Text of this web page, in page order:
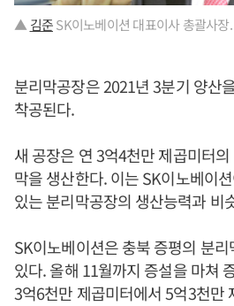
▲김준SK이노베이션 대표이사 총괄사장.
분리막공장은 2021년 3분기 양산
착공된다.
새 공장은 연 3억4천만 제곱미터
막을 생산한다. 이는 SK이노베이
있는 분리막공장의 생산능력과 비
SK이노베이션은 충북 증평의 분
있다. 올해 11월까지 증설을 마쳐
3억6천만 제곱미터에서 5억3천만